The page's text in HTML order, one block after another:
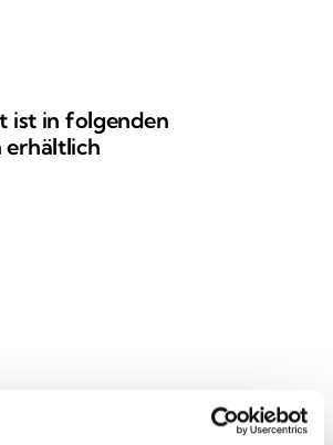
ist in folgenden